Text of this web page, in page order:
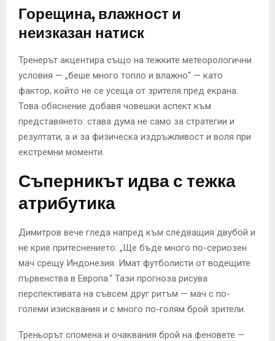
Горещина, влажност и
неизказан натиск
Тренерът акцентира също на тежките метеорологични
условия — „беше много топло и влажно“ — като
фактор, който не се усеща от зрителя пред екрана.
Това обяснение добавя човешки аспект към
представянето: става дума не само за стратегии и
резултати, а и за физическа издръжливост и воля при
екстремни моменти.
Съперникът идва с тежка
атрибутика
Димитров вече гледа напред към следващия двубой и
не крие притеснението: „Ще бъде много по-сериозен
мач срещу Индонезия. Имат футболисти от водещите
първенства в Европа.“ Тази прогноза рисува
перспективата на съвсем друг ритъм — мач с по-
големи изисквания и с много по-голям брой зрители.
Треньорът спомена и очаквания брой на феновете —